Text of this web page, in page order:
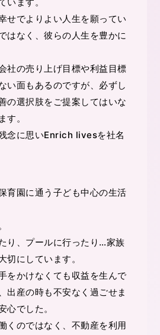
せでよりよい人生を願ってい
はなく、彼らの人生を豊かに
社の売り上げ目標や利益目標
い面もあるのですが、必ずし
の選択肢をご提案してはいな
す。
念に思いEnrich livesを社名
育園に通う子ども中心の生活
り、プールに行ったり…家族
切にしています。
をかけなくても収益を生んで
出産の時も不安なく過ごせま
心でした。
くのではなく、不動産を利用